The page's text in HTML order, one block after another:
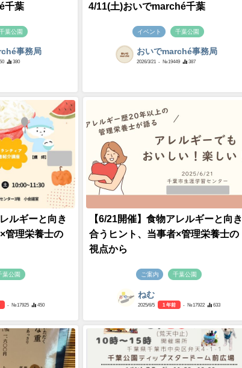
千葉
葉公園
事務局
380
4/11(土)おいでmarché千葉
イベント 千葉公園
おいでmarché事務局
2026/3/21 - №19449 387
ルギーと向き
管理栄養士の
葉公園
- №17925 450
【6/21開催】食物アレルギーと向き
合うヒント、当事者×管理栄養士の
視点から
ご案内 千葉公園
ねむ
2025/6/5 1 年前 - №17922 633